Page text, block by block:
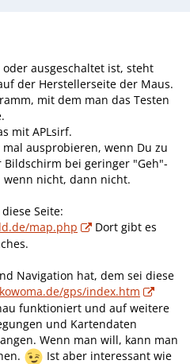
ausgeschaltet ist, steht
der Herstellerseite der Maus.
mit dem man das Testen
mit APLsirf.
ausprobieren, wenn Du zu
bei geringer "Geh"-
wenn nicht, dann nicht.
Seite:
map.php
Dort gibt es
Navigation hat, dem sei diese
gps/index.htm
funktioniert und auf weitere
und Kartendaten
Wenn man will, kann man
Ist aber interessant wie